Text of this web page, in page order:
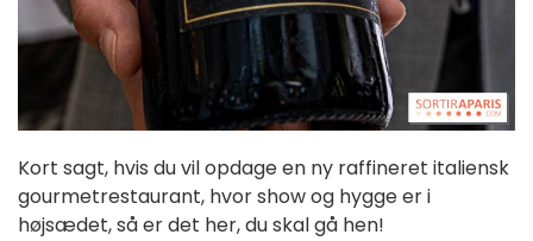
Kort sagt, hvis du vil opdage en ny raffineret italiensk
gourmetrestaurant, hvor show og hygge er i
højsædet, så er det her, du skal gå hen!